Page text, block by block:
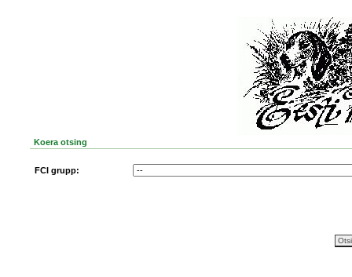
Koera otsing
FCI grupp: